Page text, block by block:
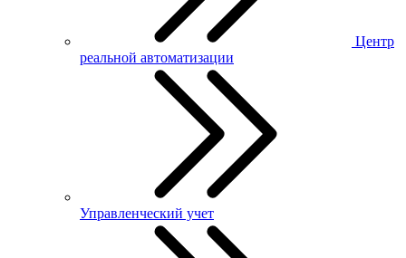
Центр
реальной автоматизации
Управленческий учет